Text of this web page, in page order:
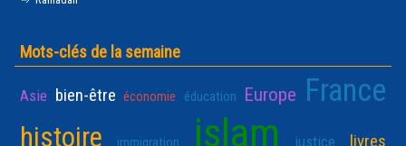
Mots-clés de la semaine
Asie bien-être économie éducation Europe France
histoire immigration islam justice livres